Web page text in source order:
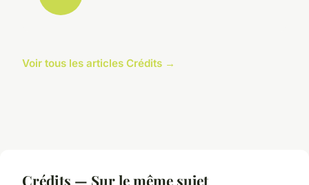
Voir tous les articles Crédits →
Crédits — Sur le même sujet